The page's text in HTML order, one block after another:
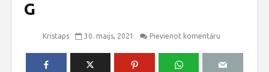
G
Kristaps 30. maijs, 2021 Pievienot komentāru